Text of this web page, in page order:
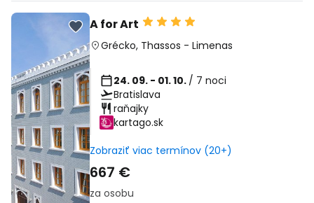
A for Art
Grécko, Thassos - Limenas
24. 09. - 01. 10. / 7 noci
Bratislava
raňajky
kartago.sk
Zobraziť viac termínov (20+)
667 €
za osobu